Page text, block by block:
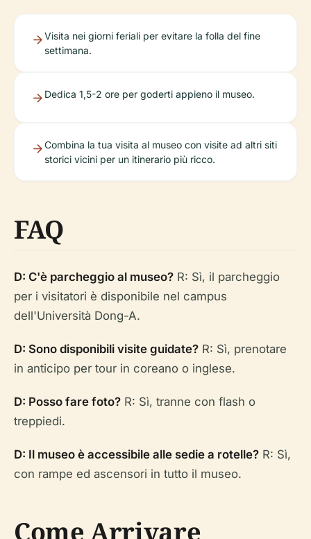
Visita nei giorni feriali per evitare la folla del fine
settimana.
Dedica 1,5-2 ore per goderti appieno il museo.
Combina la tua visita al museo con visite ad altri siti
storici vicini per un itinerario più ricco.
FAQ
D: C'è parcheggio al museo? R: Sì, il parcheggio
per i visitatori è disponibile nel campus
dell'Università Dong-A.
D: Sono disponibili visite guidate? R: Sì, prenotare
in anticipo per tour in coreano o inglese.
D: Posso fare foto? R: Sì, tranne con flash o
treppiedi.
D: Il museo è accessibile alle sedie a rotelle? R: Sì,
con rampe ed ascensori in tutto il museo.
Come Arrivare